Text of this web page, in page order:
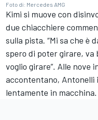
Foto di: Mercedes AMG
Kimi si muove con
due chiacchiere
sulla pista. “Mi sa che è
spero di poter girare, va
voglio girare”. Alle nove
accontentano, Antonelli
lentamente in macchina.